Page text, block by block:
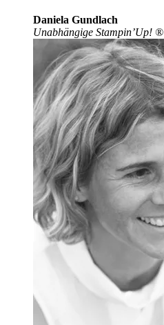
Daniela Gundlach
Unabhängige Stampin’Up! ®